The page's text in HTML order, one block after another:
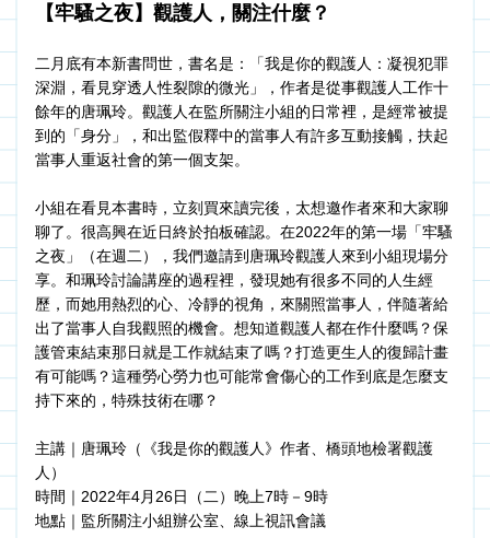
【牢騷之夜】觀護人，關注什麼？
二月底有本新書問世，書名是：「我是你的觀護人：凝視犯罪
深淵，看見穿透人性裂隙的微光」，作者是從事觀護人工作十
餘年的唐珮玲。觀護人在監所關注小組的日常裡，是經常被提
到的「身分」，和出監假釋中的當事人有許多互動接觸，扶起
當事人重返社會的第一個支架。
小組在看見本書時，立刻買來讀完後，太想邀作者來和大家聊
聊了。很高興在近日終於拍板確認。在2022年的第一場「牢騷
之夜」（在週二），我們邀請到唐珮玲觀護人來到小組現場分
享。和珮玲討論講座的過程裡，發現她有很多不同的人生經
歷，而她用熱烈的心、冷靜的視角，來關照當事人，伴隨著給
出了當事人自我觀照的機會。想知道觀護人都在作什麼嗎？保
護管束結束那日就是工作就結束了嗎？打造更生人的復歸計畫
有可能嗎？這種勞心勞力也可能常會傷心的工作到底是怎麼支
持下來的，特殊技術在哪？
主講｜唐珮玲（《我是你的觀護人》作者、橋頭地檢署觀護
人）
時間｜2022年4月26日（二）晚上7時－9時
地點｜監所關注小組辦公室、線上視訊會議